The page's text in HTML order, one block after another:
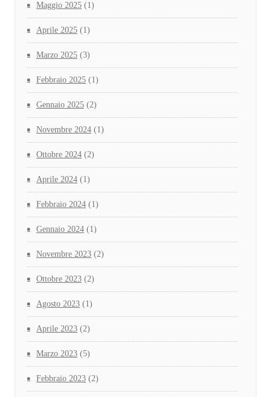
Maggio 2025 (1)
Aprile 2025 (1)
Marzo 2025 (3)
Febbraio 2025 (1)
Gennaio 2025 (2)
Novembre 2024 (1)
Ottobre 2024 (2)
Aprile 2024 (1)
Febbraio 2024 (1)
Gennaio 2024 (1)
Novembre 2023 (2)
Ottobre 2023 (2)
Agosto 2023 (1)
Aprile 2023 (2)
Marzo 2023 (5)
Febbraio 2023 (2)